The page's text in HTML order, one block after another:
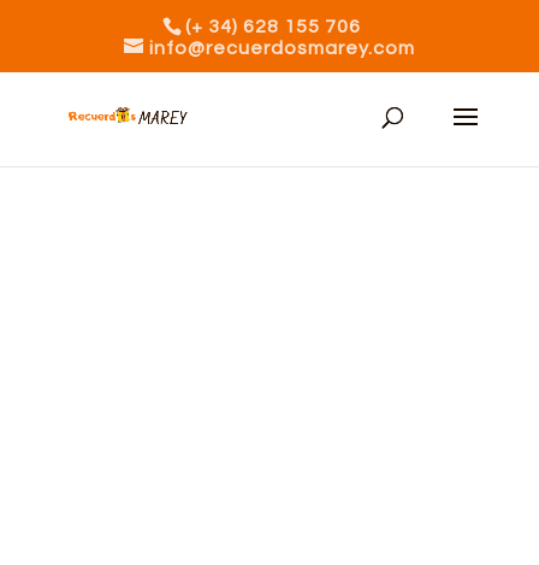
(+ 34) 628 155 706
info@recuerdosmarey.com